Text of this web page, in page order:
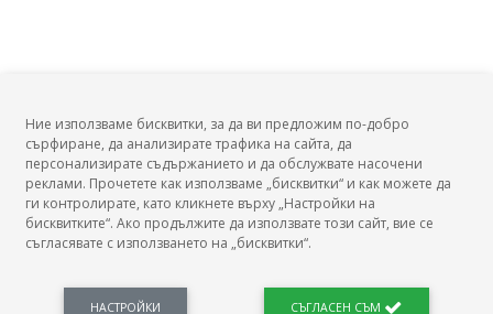
БГ Заплати
Новини, законови нормативи, кариерно ориентиране. Списък на всички
професии и трудови характеристики. Минимален облагаем доход. Калкулатор
Ние използваме бисквитки, за да ви предложим по-добро
сърфиране, да анализирате трафика на сайта, да
персонализирате съдържанието и да обслужвате насочени
реклами. Прочетете как използваме „бисквитки“ и как можете да
ги контролирате, като кликнете върху „Настройки на
бисквитките“. Ако продължите да използвате този сайт, вие се
съгласявате с използването на „бисквитки“.
НАСТРОЙКИ СЪГЛАСЕН СЪМ